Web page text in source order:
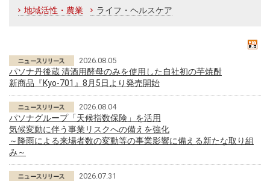
地域活性・農業
ライフ・ヘルスケア
2026.08.05
パソナ丹後蔵 清酒用酵母のみを使用した自社初の芋焼酎
新商品『Kyo-701』8月5日より発売開始
2026.08.04
パソナグループ「天候指数保険」を活用
気候変動に伴う事業リスクへの備えを強化
～降雨による来場者数の変動等の事業影響に備える新たな取り組
み～
2026.07.31